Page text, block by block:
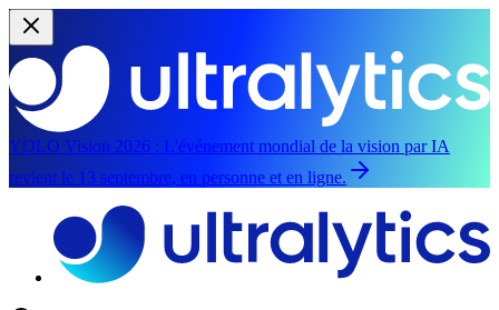
YOLO Vision 2026 : L'événement mondial de la vision par IA
revient le 13 septembre, en personne et en ligne.